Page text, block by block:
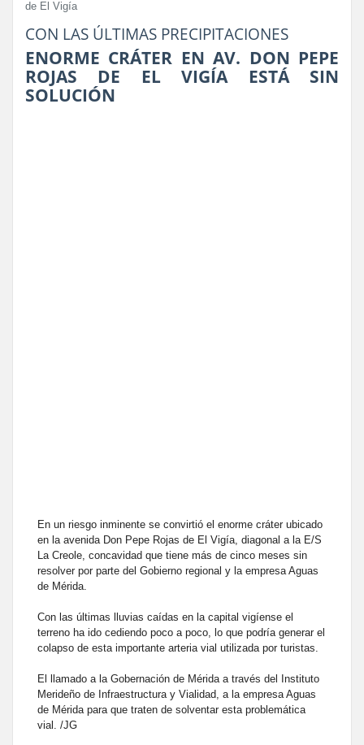
de El Vigía
CON LAS ÚLTIMAS PRECIPITACIONES
ENORME CRÁTER EN AV. DON PEPE
ROJAS DE EL VIGÍA ESTÁ SIN
SOLUCIÓN
En un riesgo inminente se convirtió el enorme cráter ubicado
en la avenida Don Pepe Rojas de El Vigía, diagonal a la E/S
La Creole, concavidad que tiene más de cinco meses sin
resolver por parte del Gobierno regional y la empresa Aguas
de Mérida.
Con las últimas lluvias caídas en la capital vigíense el
terreno ha ido cediendo poco a poco, lo que podría generar el
colapso de esta importante arteria vial utilizada por turistas.
El llamado a la Gobernación de Mérida a través del Instituto
Merideño de Infraestructura y Vialidad, a la empresa Aguas
de Mérida para que traten de solventar esta problemática
vial. /JG